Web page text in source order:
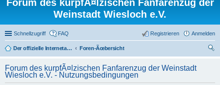
Forum des kurpfÃ¤lzischen Fanfarenzug der
Weinstadt Wiesloch e.V.
Schnellzugriff FAQ Anmelden
Registrieren
Der offizielle Internetauftritt des Fanfarenzugs Wiesloch
Foren-Ãœbersicht
Forum des kurpfÃ¤lzischen Fanfarenzug der Weinstadt
Wiesloch e.V. - Nutzungsbedingungen